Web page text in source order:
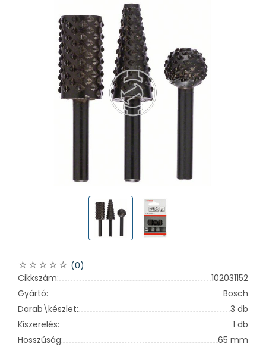
(0)
Cikkszám:
102031152
Gyártó:
Bosch
Darab\készlet:
3 db
Kiszerelés:
1 db
Hosszúság:
65 mm